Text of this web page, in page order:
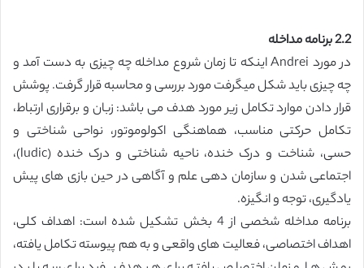
2.2 برنامه مداخله
در مورد Andrei اینکه تا زمان شروع مداخله چه چیزی به دست آمد و
چه چیزی باید شکل میگرفت مورد بررسی و محاسبه قرار گرفت. پوشش
قرار دادن موارد تکامل زیر مورد هدف می باشد: زبان و برقراری ارتباط،
تکامل حرکتی مناسب، هماهنگی اکولوموتور، نواحی شناختی و
حسی، شناخت و درک خنده، ناحیه شناختی و درک خنده (ludic)،
اجتماعی شدن و سازمان دهی علم و آگاهی در حین بازی های پیش
یادگیری، توجه و انگیزه.
برنامه مداخله شخصی از 4 بخش تشکیل شده است: اهداف کلی،
اهداف اختصاصی، فعالیت های واقعی و به هم پیوسته تکامل یافته،